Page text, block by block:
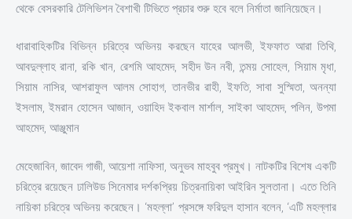
থেকে বেসরকারি টেলিভিশন বৈশাখী টিভিতে প্রচার শুরু হবে বলে নির্মাতা জানিয়েছেন।
ধারাবাহিকটির বিভিন্ন চরিত্রে অভিনয় করছেন যাহের আলভী, ইফফাত আরা তিথি,
আবদুল্লাহ রানা, রকি খান, রেশমি আহমেদ, সহীদ উন নবী, তন্ময় সোহেল, সিয়াম মৃধা,
সিয়াম নাসির, আশরাফুল আলম সোহাগ, তানভীর রাহী, ইফতি, সাবা সুস্মিতা, অনন্যা
ইসলাম, ইমরান হোসেন আজান, ওয়াহিদ ইকবাল মার্শাল, সাইকা আহমেদ, পলিন, উপমা
আহমেদ, আঞ্জুমান
মেহেজাবিন, জাবেদ গাজী, আয়েশা নাফিসা, অনুভব মাহবুব প্রমুখ। নাটকটির বিশেষ একটি
চরিত্রে রয়েছেন ঢালিউড সিনেমার দর্শকপ্রিয় চিত্রনায়িকা আইরিন সুলতানা। এতে তিনি
নায়িকা চরিত্রে অভিনয় করেছেন। ‘মহল্লা’ প্রসঙ্গে ফরিদুল হাসান বলেন, ‘এটি মহল্লার